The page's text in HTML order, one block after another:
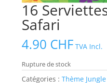
16
Safari
4.90 CHF TVA Incl.
Rupture de stock
Catégories : Thème